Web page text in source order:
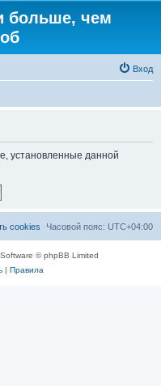
больше, чем
Вход
установленные данной
Часовой пояс: UTC+04:00
cookies
© phpBB Limited
| Правила